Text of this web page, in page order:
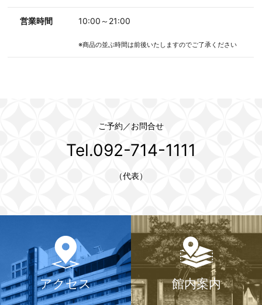
営業時間 10:00～21:00
※商品の並ぶ時間は前後いたしますのでご了承ください
ご予約／お問合せ
Tel.092-714-1111
（代表）
アクセス 館内案内